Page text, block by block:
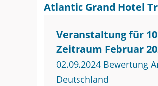
Atlantic Grand Hotel
Veranstaltung für
Zeitraum Februar
02.09.2024 Bewertung
Deutschland